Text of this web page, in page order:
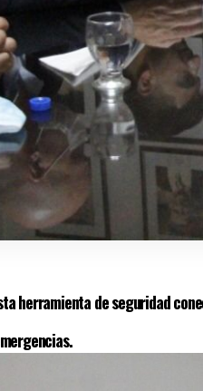
herramienta de seguridad